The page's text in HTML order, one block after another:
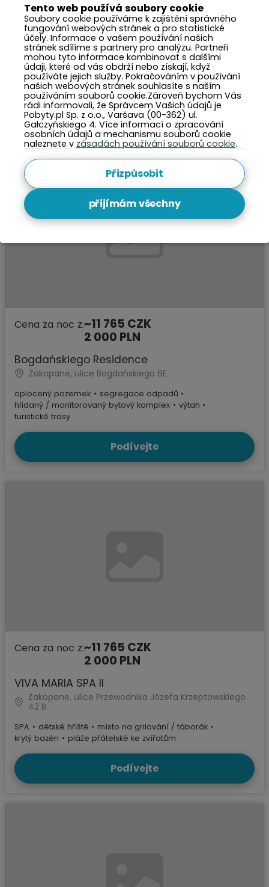
Cena za noc z:~11 765 CZK
2 000 PLN
Polna 1E
Zakopane, ulice Polna 1E
místo na grilování / táborák severská chůze • psí spřežení
oplocený pozemek
Podívejte
Cena za noc z:~11 765 CZK
2 000 PLN
Bogdańskiego Residence
Zakopane, ulice Bogdańskiego 6E
oplocený pozemek • segregace odpadů •
hlídaný / monitorovaný bytový komplex • výtah •
turistické trasy
Podívejte
Cena za noc z:~11 765 CZK
2 000 PLN
VIVA MARIA SPA II
Zakopane, ulice Przewodnika Józefa Krzeptowskiego
42 B
SPA • dětské hřiště • místo na grilování / táborák •
krytý bazén • pláže přátelské ke zvířatům
Podívejte
Tento web používá soubory cookie
Soubory cookie používáme k zajištění správného
fungování webových stránek a pro statistické
účely. Informace o vašem používání našich
stránek sdílíme s partnery pro analýzu. Partneři
mohou tyto informace kombinovat s dalšími
údaji, které od vás obdrží nebo získají, když
používáte jejich služby. Pokračováním v používání
našich webových stránek souhlasíte s naším
používáním souborů cookie.Zároveň bychom Vás
rádi informovali, že Správcem Vašich údajů je
Pobyty.pl Sp. z o.o., Varšava (00-362) ul.
Gałczyńskiego 4. Více informací o zpracování
osobních údajů a mechanismu souborů cookie
naleznete v zásadách používání souborů cookie.
Přizpůsobit
přijímám všechny